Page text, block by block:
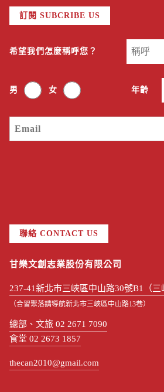
訂閱 SUBCRIBE US
希望我們怎麼稱呼您？
男 女 年齡
聯絡 CONTACT US
甘樂文創志業股份有限公司
237-41新北市三峽區中山路30號B1（三
（合習聚落請導航新北市三峽區中山路13巷）
總部、文旅 02 2671 7090
食堂 02 2673 1857
thecan2010@gmail.com